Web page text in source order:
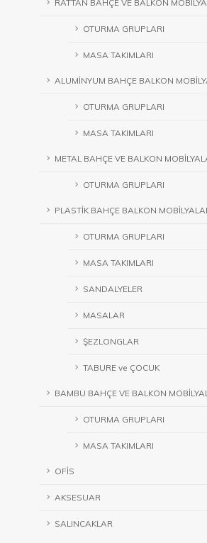
RATTAN BAHÇE VE BALKON
OTURMA GRUPLARI
MASA TAKIMLARI
ALUMİNYUM BAHÇE BALKON
OTURMA GRUPLARI
MASA TAKIMLARI
METAL BAHÇE VE BALKON
OTURMA GRUPLARI
PLASTİK BAHÇE BALKON
OTURMA GRUPLARI
MASA TAKIMLARI
SANDALYELER
MASALAR
ŞEZLONGLAR
TABURE ve ÇOCUK
BAMBU BAHÇE VE BALKON
OTURMA GRUPLARI
MASA TAKIMLARI
OFİS
AKSESUAR
SALINCAKLAR